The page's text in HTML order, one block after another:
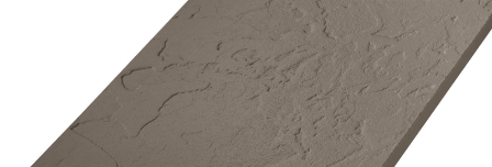
Бесплатный
Контакты
Дисконт